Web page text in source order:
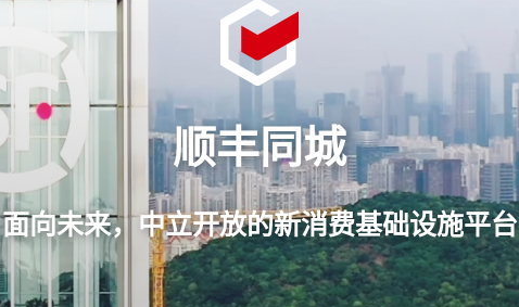
顺丰同城
面向未来，中立开放的新消费基础设施平台